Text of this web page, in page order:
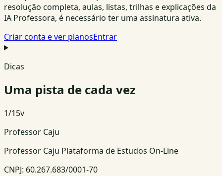
resolução completa, aulas, listas, trilhas e explicações da
IA Professora, é necessário ter uma assinatura ativa.
Criar conta e ver planosEntrar
Dicas
Uma pista de cada vez
1/15v
Professor Caju
Professor Caju Plataforma de Estudos On-Line
CNPJ: 60.267.683/0001-70